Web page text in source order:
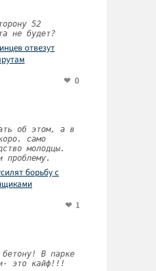
52
не будет?
отвезут
0
об этом, а в
само
молодцы.
проблему.
борьбу с
1
В парке
это кайф!!!